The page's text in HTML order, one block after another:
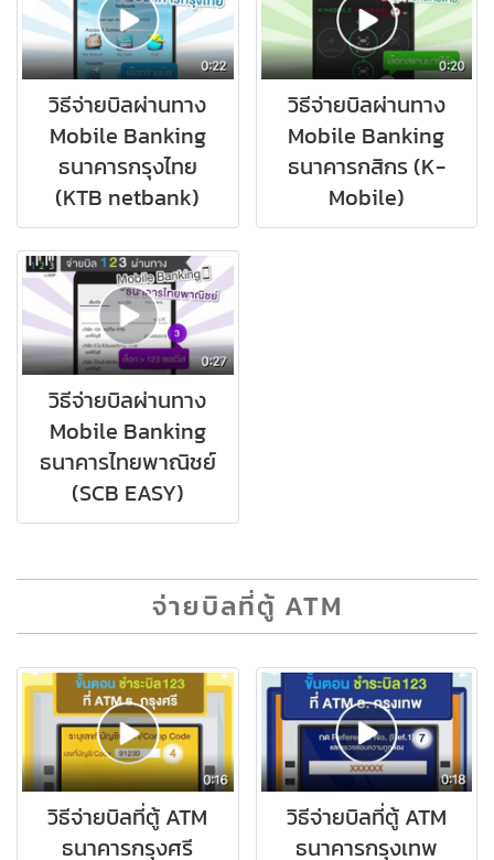
วิธีจ่ายบิลผ่านทาง
Mobile Banking
ธนาคารกรุงไทย
(KTB netbank)
วิธีจ่ายบิลผ่านทาง
Mobile Banking
ธนาคารกสิกร (K-
Mobile)
วิธีจ่ายบิลผ่านทาง
Mobile Banking
ธนาคารไทยพาณิชย์
(SCB EASY)
จ่ายบิลที่ตู้ ATM
วิธีจ่ายบิลที่ตู้ ATM
ธนาคารกรุงศรี
วิธีจ่ายบิลที่ตู้ ATM
ธนาคารกรุงเทพ